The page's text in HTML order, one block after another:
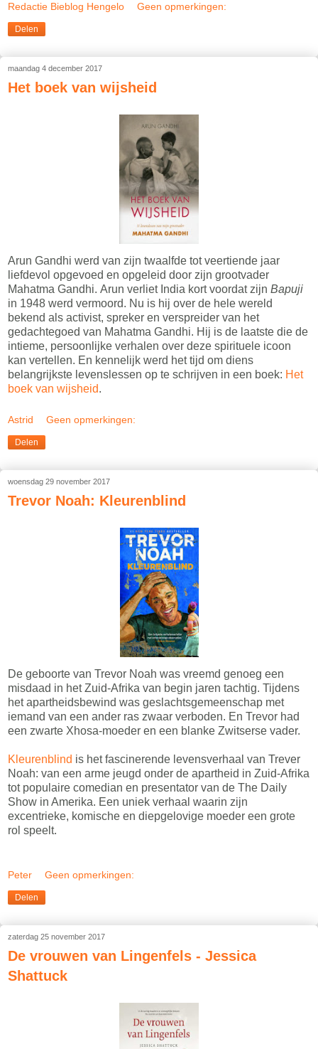
Redactie Bieblog Hengelo Geen opmerkingen:
Delen
maandag 4 december 2017
Het boek van wijsheid
Arun Gandhi werd van zijn twaalfde tot veertiende jaar
liefdevol opgevoed en opgeleid door zijn grootvader
Mahatma Gandhi. Arun verliet India kort voordat zijn Bapuji
in 1948 werd vermoord. Nu is hij over de hele wereld
bekend als activist, spreker en verspreider van het
gedachtegoed van Mahatma Gandhi. Hij is de laatste die de
intieme, persoonlijke verhalen over deze spirituele icoon
kan vertellen. En kennelijk werd het tijd om diens
belangrijkste levenslessen op te schrijven in een boek: Het
boek van wijsheid.
Astrid Geen opmerkingen:
Delen
woensdag 29 november 2017
Trevor Noah: Kleurenblind
De geboorte van Trevor Noah was vreemd genoeg een
misdaad in het Zuid-Afrika van begin jaren tachtig. Tijdens
het apartheidsbewind was geslachtsgemeenschap met
iemand van een ander ras zwaar verboden. En Trevor had
een zwarte Xhosa-moeder en een blanke Zwitserse vader.
Kleurenblind is het fascinerende levensverhaal van Trever
Noah: van een arme jeugd onder de apartheid in Zuid-Afrika
tot populaire comedian en presentator van de The Daily
Show in Amerika. Een uniek verhaal waarin zijn
excentrieke, komische en diepgelovige moeder een grote
rol speelt.
Peter Geen opmerkingen:
Delen
zaterdag 25 november 2017
De vrouwen van Lingenfels - Jessica
Shattuck